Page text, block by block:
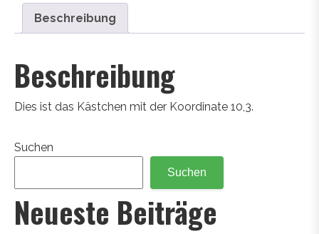
Beschreibung
Beschreibung
Dies ist das Kästchen mit der Koordinate 10,3.
Suchen
Suchen
Neueste Beiträge